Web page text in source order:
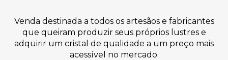
Venda destinada a todos os artesãos e fabricantes
que queiram produzir seus próprios lustres e
adquirir um cristal de qualidade a um preço mais
acessível no mercado.